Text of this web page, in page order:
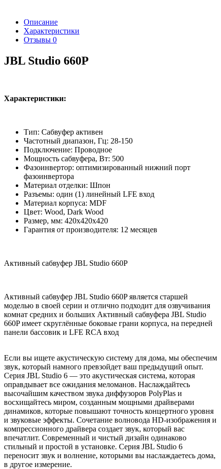
Описание
Характеристики
Отзывы 0
JBL Studio 660P
Характеристики:
Тип: Сабвуфер активен
Частотный диапазон, Гц: 28-150
Подключение: Проводное
Мощность сабвуфера, Вт: 500
Фазоинвертор: оптимизированный нижний порт
фазоинвертора
Материал отделки: Шпон
Разъемы: один (1) линейный LFE вход
Материал корпуса: MDF
Цвет: Wood, Dark Wood
Размер, мм: 420x420x420
Гарантия от производителя: 12 месяцев
Активный сабвуфер JBL Studio 660P
Активный сабвуфер JBL Studio 660P является старшей
моделью в своей серии и отлично подходит для озвучивания
комнат средних и больших Активный сабвуфера JBL Studio
660P имеет скруглённые боковые грани корпуса, на передней
панели бассовик и LFE RCA вход
Если вы ищете акустическую систему для дома, мы обеспечим
звук, который намного превзойдет ваш предыдущий опыт.
Серия JBL Studio 6 — это акустическая система, которая
оправдывает все ожидания меломанов. Наслаждайтесь
высочайшим качеством звука диффузоров PolyPlas и
восхищайтесь миром, созданным мощными драйверами
динамиков, которые повышают точность концертного уровня
и звуковые эффекты. Сочетание волновода HD-изображения и
компрессионного драйвера создает звук, который вас
впечатлит. Современный и чистый дизайн одинаково
стильный и простой в установке. Серия JBL Studio 6
переносит звук и волнение, которыми вы наслаждаетесь дома,
в другое измерение.